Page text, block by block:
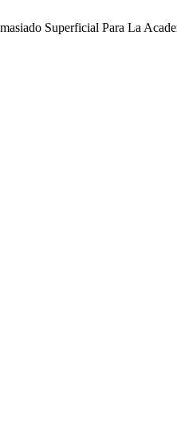
Superficial Para La